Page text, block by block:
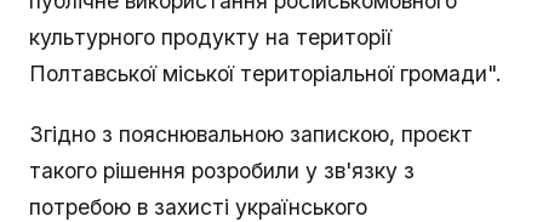
культурного продукту на території
Полтавської міської територіальної громади".
Згідно з пояснювальною запискою, проєкт
такого рішення розробили у зв'язку з
потребою в захисті українського